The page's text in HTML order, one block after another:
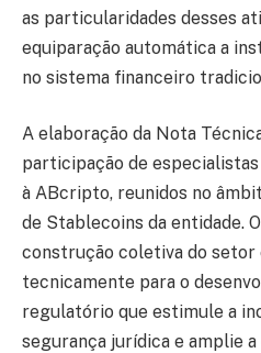
as particularidades desses
equiparação automática a
no sistema financeiro
A elaboração da Nota
participação de
à ABcripto, reunidos no
de Stablecoins da entidade.
construção coletiva do
tecnicamente para o
regulatório que estimule a
segurança jurídica e amplie